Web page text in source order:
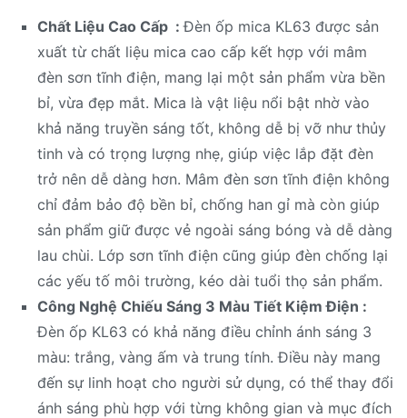
Chất Liệu Cao Cấp :Đèn ốp mica KL63 được sản
xuất từ chất liệu mica cao cấp kết hợp với mâm
đèn sơn tĩnh điện, mang lại một sản phẩm vừa bền
bỉ, vừa đẹp mắt. Mica là vật liệu nổi bật nhờ vào
khả năng truyền sáng tốt, không dễ bị vỡ như thủy
tinh và có trọng lượng nhẹ, giúp việc lắp đặt đèn
trở nên dễ dàng hơn. Mâm đèn sơn tĩnh điện không
chỉ đảm bảo độ bền bỉ, chống han gỉ mà còn giúp
sản phẩm giữ được vẻ ngoài sáng bóng và dễ dàng
lau chùi. Lớp sơn tĩnh điện cũng giúp đèn chống lại
các yếu tố môi trường, kéo dài tuổi thọ sản phẩm.
Công Nghệ Chiếu Sáng 3 Màu Tiết Kiệm Điện :
Đèn ốp KL63 có khả năng điều chỉnh ánh sáng 3
màu: trắng, vàng ấm và trung tính. Điều này mang
đến sự linh hoạt cho người sử dụng, có thể thay đổi
ánh sáng phù hợp với từng không gian và mục đích